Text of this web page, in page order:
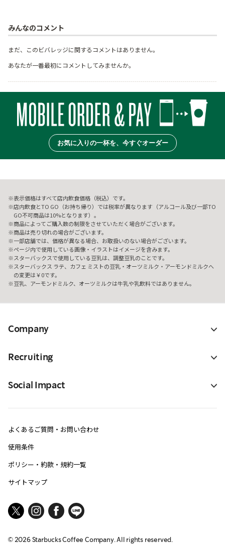
みんなのコメント
まだ、このビバレッジに関するコメントはありません。
あなたが一番最初にコメントしてみませんか。
お気に入りの一杯を、今すぐオーダー
表示価格はすべて店内飲食価格（税込）です。
店内飲食とTO GO（お持ち帰り）では税率が異なります（アルコール及び一部TO
GO不可商品は10%となります）。
商品によってご購入数の制限をさせていただく場合がございます。
商品は売り切れの場合がございます。
一部店舗では、価格が異なる場合、お取扱いのない場合がございます。
ページ内で使用している画像・イラストはイメージを含みます。
スターバックスで使用している豆乳は、調整豆乳のことです。
スターバックス ラテ、カフェ ミストの豆乳・オーツミルク・アーモンドミルクへ
の変更は￥0です。
豆乳、アーモンドミルク、オーツミルクは牛乳や乳飲料ではありません。
Company
Recruiting
Social Impact
よくあるご質問・お問い合わせ
使用条件
ポリシー・約款・規約一覧
サイトマップ
© 2026Starbucks Coffee Company. All rights reserved.